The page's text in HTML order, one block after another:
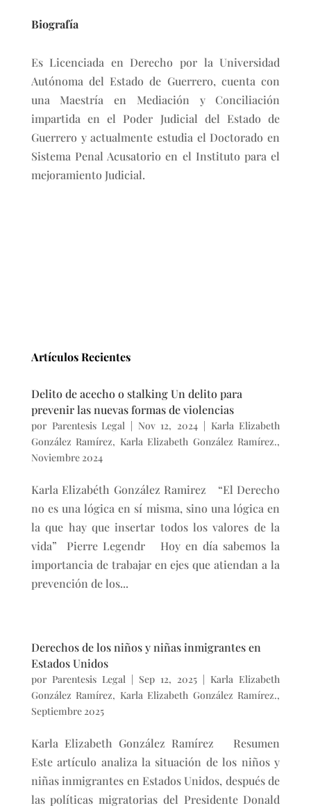
Biografía
Es Licenciada en Derecho por la Universidad
Autónoma del Estado de Guerrero, cuenta con
una Maestría en Mediación y Conciliación
impartida en el Poder Judicial del Estado de
Guerrero y actualmente estudia el Doctorado en
Sistema Penal Acusatorio en el Instituto para el
mejoramiento Judicial.
Artículos Recientes
Delito de acecho o stalking Un delito para
prevenir las nuevas formas de violencias
por Parentesis Legal Nov 12, 2024
Karla Elizabeth
González Ramírez, Karla Elizabeth González Ramírez.,
Noviembre 2024
Karla Elizabéth González Ramirez “El Derecho
no es una lógica en sí misma, sino una lógica en
la que hay que insertar todos los valores de la
vida” Pierre Legendr Hoy en día sabemos la
importancia de trabajar en ejes que atiendan a la
prevención de los...
Derechos de los niños y niñas inmigrantes en
Estados Unidos
por Parentesis Legal| Sep 12, 2025
Karla Elizabeth
González Ramírez, Karla Elizabeth González Ramírez.,
Septiembre 2025
Karla Elizabeth González Ramírez Resumen
Este artículo analiza la situación de los niños y
niñas inmigrantes en Estados Unidos, después de
las políticas migratorias del Presidente Donald